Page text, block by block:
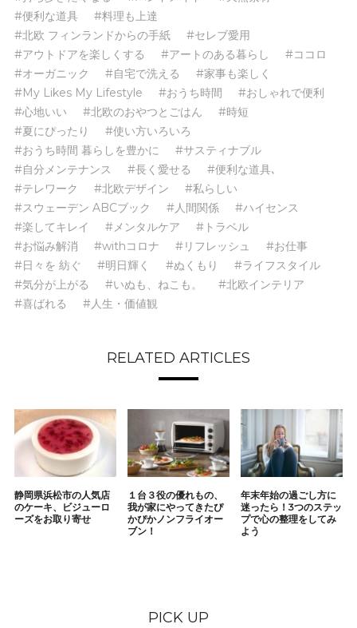
#便利な道具
#料理も上達
#北欧 フィンランドからの手紙
#セレブ愛用
#アウトドアを楽しくする
#アートのある暮らし
#ココロ
#オーガニック
#自宅で洗える
#家事も楽しく
#My Likes My Lifestyle
#おうち時間
#おしゃれで便利
#心地いい
#北欧のおやつとごはん
#時短
#夏にぴったり
#使い方いろいろ
#おうち時間 暮らしを豊かに
#サスティナブル
#自分メンテナンス
#長く愛せる
#便利な道具､
#テレワーク
#北欧デザイン
#私らしい
#スウェーデン ABCブック
#人間関係
#ハイセンス
#楽してキレイ
#メンタルケア
#トラベル
#お悩み解消
#withコロナ #リフレッシュ
#お仕事
#日々を 紡ぐ
#明日輝く #ぬくもり
#ライフスタイル
#気分が上がる
#いぬも、ねこも。
#北欧インテリア
#喜ばれる
#人生・価値観
RELATED ARTICLES
静岡県浜松市の人気店
のケーキ、ビジューロ
ーズをお取り寄せ
１台３役の優れもの、
我が家にやってきたぴ
かぴかノンフライオー
ブン！
年末年始の過ごし方に
迷ったら！3つのステッ
プで心の整理をしてみ
よう
PICK UP